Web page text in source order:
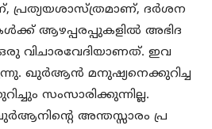
പ്രത്യയശാസ്ത്രമാണ്, ദര്‍ശന
ആഴപ്പരപ്പുകളില്‍ അഭിദ
വിചാരവേദിയാണത്. ഇവ
ഖുര്‍ആന്‍ മനുഷ്യനെക്കുറിച്ച
സംസാരിക്കുന്നില്ല.
അന്തസ്സാരം പ്ര